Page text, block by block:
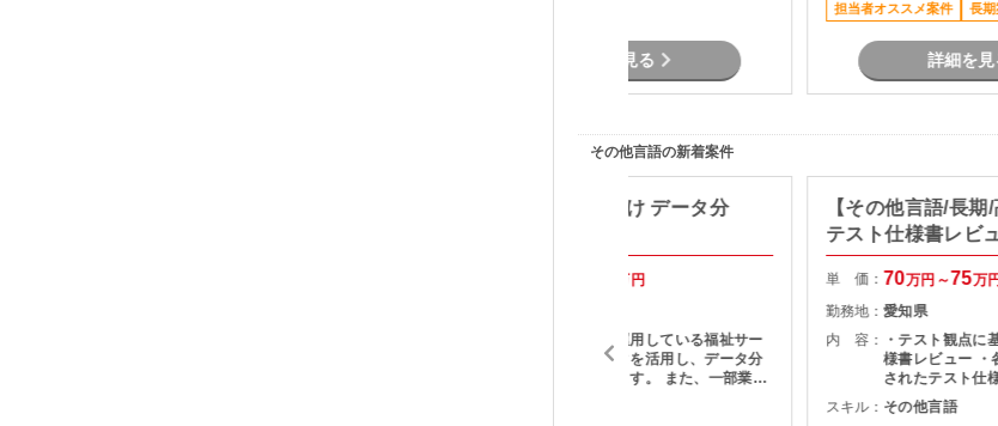
詳細を見る
担当者オススメ案件 長
詳細を見
その他言語の新着案件
【山口】自治体向け データ分
万円
地方自治体が運用している福祉サー
ビス関連データを活用し、データ分
析を担当頂きます。 また、一部業務
【その他言語/長
テスト仕様書レビ
単 価： 70万円～75万
勤務地：愛知県
内 容：
・テスト観点に
様書レビュー ・
されたテスト仕
スト観点の妥当
項の整理および
スキル： その他言語